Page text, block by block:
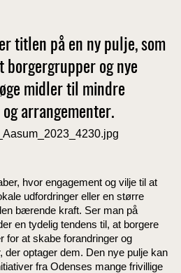
titlen på en ny pulje, som
borgergrupper og nye
midler til mindre
arrangementer.
hvor engagement og vilje til at
udfordringer eller en større
bærende kraft. Ser man på
en tydelig tendens til, at borgere
for at skabe forandringer og
der optager dem. Den nye pulje kan
fra Odenses mange frivillige